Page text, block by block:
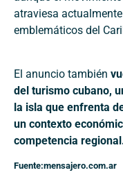
atraviesa
emblemáticos del
El anuncio también
del turismo cubano,
la isla que enfrenta
un contexto
competencia
Fuente:mensajero.com.ar